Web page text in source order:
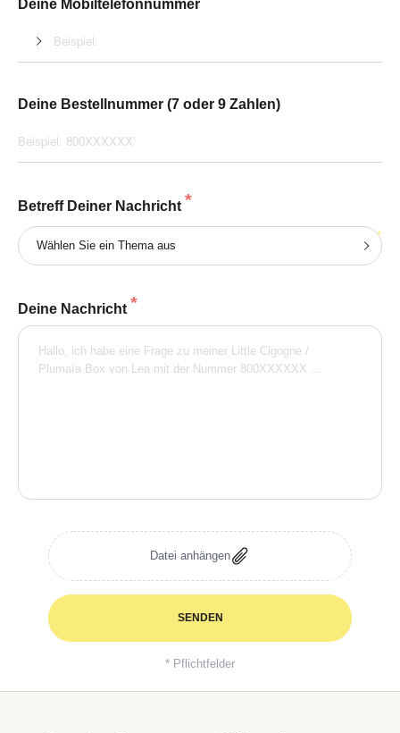
Deine Mobiltelefonnummer
Deine Bestellnummer (7 oder 9 Zahlen)
Betreff Deiner Nachricht *
Wählen Sie ein Thema aus
Deine Nachricht *
Datei anhängen
SENDEN
* Pflichtfelder